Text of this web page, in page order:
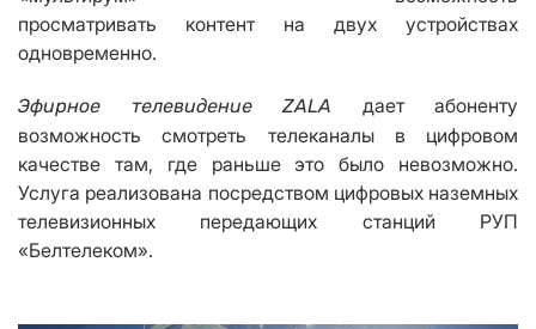
просматривать контент на двух устройствах
одновременно.
Эфирное телевидение ZALA дает абоненту
возможность смотреть телеканалы в цифровом
качестве там, где раньше это было невозможно.
Услуга реализована посредством цифровых наземных
телевизионных передающих станций РУП
«Белтелеком».